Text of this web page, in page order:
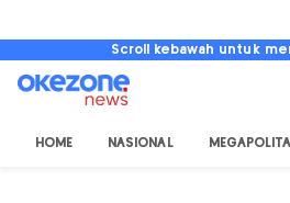
Scroll kebawah untuk
HOME NASIONAL